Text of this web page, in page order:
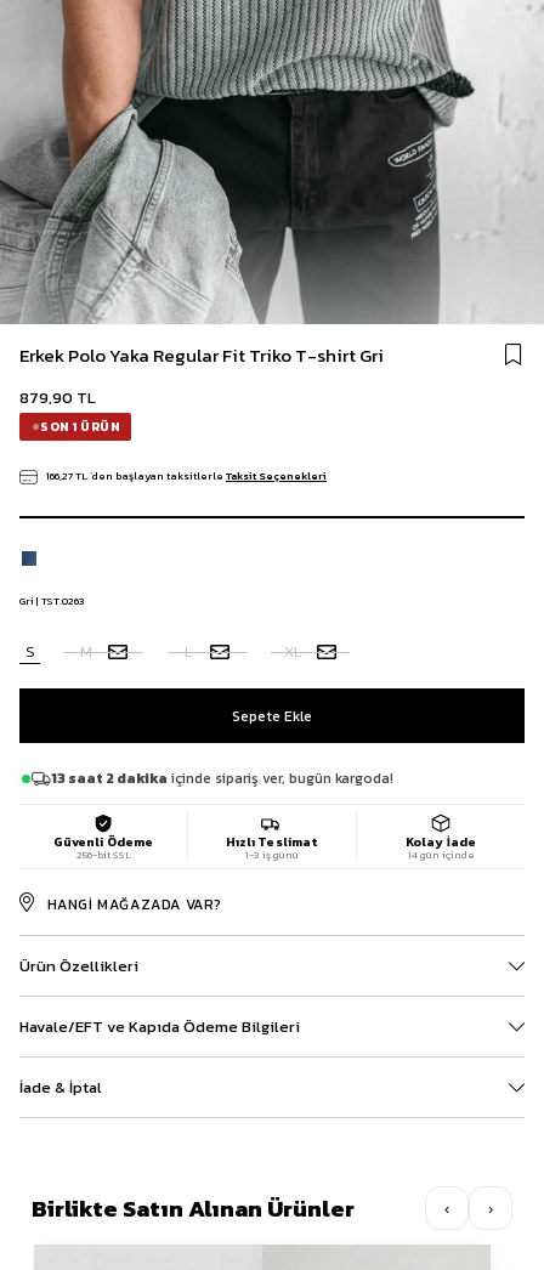
Erkek Polo Yaka Regular Fit Triko T-shirt Gri
879,90 TL
SON 1 ÜRÜN
166,27 TL`den başlayan taksitlerle Taksit Seçenekleri
Gri | TST.0263
S M L XL
13 saat 2 dakika içinde sipariş ver, bugün kargoda!
Güvenli Ödeme
256-bit SSL
Hızlı Teslimat
1-3 iş günü
Kolay İade
14 gün içinde
HANGI MAĞAZADA VAR?
Ürün Özellikleri
Havale/EFT ve Kapıda Ödeme Bilgileri
İade & İptal
Birlikte Satın Alınan Ürünler ‹ ›